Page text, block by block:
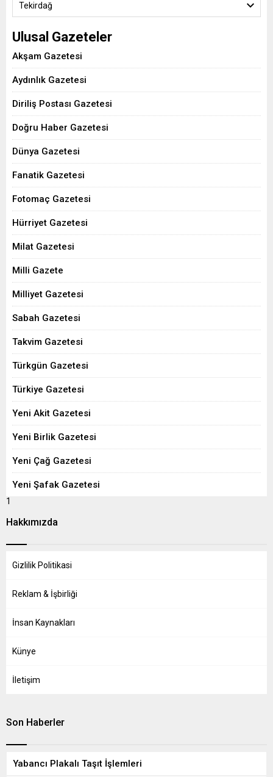
Tekirdağ
Ulusal Gazeteler
Akşam Gazetesi
Aydınlık Gazetesi
Diriliş Postası Gazetesi
Doğru Haber Gazetesi
Dünya Gazetesi
Fanatik Gazetesi
Fotomaç Gazetesi
Hürriyet Gazetesi
Milat Gazetesi
Milli Gazete
Milliyet Gazetesi
Sabah Gazetesi
Takvim Gazetesi
Türkgün Gazetesi
Türkiye Gazetesi
Yeni Akit Gazetesi
Yeni Birlik Gazetesi
Yeni Çağ Gazetesi
Yeni Şafak Gazetesi
1
Hakkımızda
Gizlilik Politikasi
Reklam & İşbirliği
İnsan Kaynakları
Künye
İletişim
Son Haberler
Yabancı Plakalı Taşıt İşlemleri